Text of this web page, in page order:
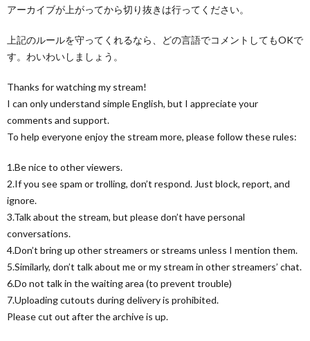
アーカイブが上がってから切り抜きは行ってください。
上記のルールを守ってくれるなら、どの言語でコメントしてもOKで
す。わいわいしましょう。
Thanks for watching my stream!
I can only understand simple English, but I appreciate your
comments and support.
To help everyone enjoy the stream more, please follow these rules:
1.Be nice to other viewers.
2.If you see spam or trolling, don’t respond. Just block, report, and
ignore.
3.Talk about the stream, but please don’t have personal
conversations.
4.Don’t bring up other streamers or streams unless I mention them.
5.Similarly, don’t talk about me or my stream in other streamers’ chat.
6.Do not talk in the waiting area (to prevent trouble)
7.Uploading cutouts during delivery is prohibited.
Please cut out after the archive is up.